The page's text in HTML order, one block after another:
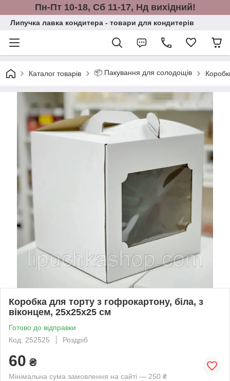
Пн-Пт 10-18, Сб 11-17, Нд вихідний!
Липучка лавка кондитера - товари для кондитерів
Каталог товарів 📦 Пакування для солодощів
Коробка для торту з гофрокартону, біла, з
віконцем, 25х25х25 см
Готово до відправки
Код: 252525
Роздріб
60 ₴
Мінімальна сума замовлення на сайті — 250 ₴